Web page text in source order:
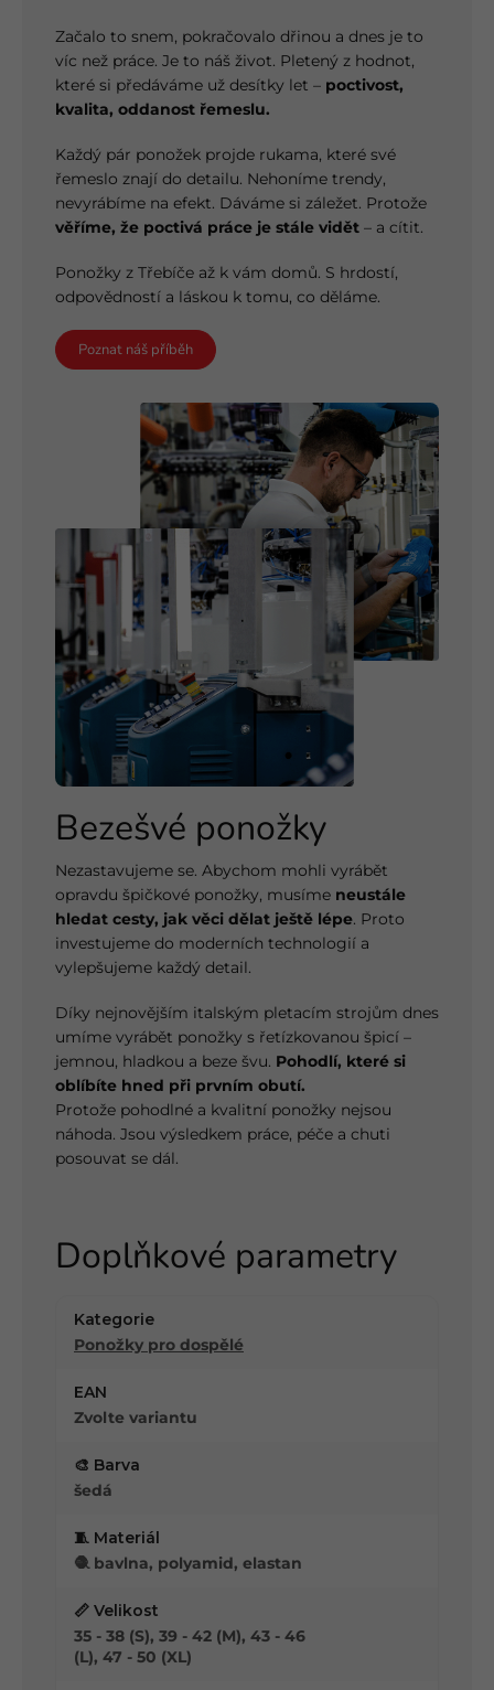
Začalo to snem, pokračovalo dřinou a dnes je to
víc než práce. Je to náš život. Pletený z hodnot,
které si předáváme už desítky let – poctivost,
kvalita, oddanost řemeslu.
Každý pár ponožek projde rukama, které své
řemeslo znají do detailu. Nehoníme trendy,
nevyrábíme na efekt. Dáváme si záležet. Protože
věříme, že poctivá práce je stále vidět – a cítit.
Ponožky z Třebíče až k vám domů. S hrdostí,
odpovědností a láskou k tomu, co děláme.
Poznat náš příběh
Bezešvé ponožky
Nezastavujeme se. Abychom mohli vyrábět
opravdu špičkové ponožky, musíme neustále
hledat cesty, jak věci dělat ještě lépe. Proto
investujeme do moderních technologií a
vylepšujeme každý detail.
Díky nejnovějším italským pletacím strojům dnes
umíme vyrábět ponožky s řetízkovanou špicí –
jemnou, hladkou a beze švu. Pohodlí, které si
oblíbíte hned při prvním obutí.
Protože pohodlné a kvalitní ponožky nejsou
náhoda. Jsou výsledkem práce, péče a chuti
posouvat se dál.
Doplňkové parametry
Kategorie
Ponožky pro dospělé
EAN
Zvolte variantu
🎨 Barva
šedá
🧵 Materiál
🧶 bavlna, polyamid, elastan
📏 Velikost
35 - 38 (S), 39 - 42 (M), 43 - 46
(L), 47 - 50 (XL)